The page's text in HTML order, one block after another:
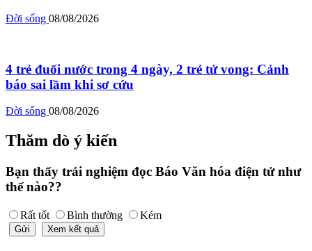
Đời sống 08/08/2026
4 trẻ đuối nước trong 4 ngày, 2 trẻ tử vong: Cảnh
báo sai lầm khi sơ cứu
Đời sống 08/08/2026
Thăm dò ý kiến
Bạn thấy trải nghiệm đọc Báo Văn hóa điện tử như
thế nào??
Rất tốt Bình thường Kém
Gửi Xem kết quả